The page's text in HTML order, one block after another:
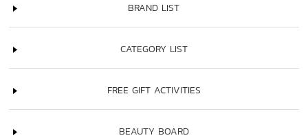
BRAND LIST
CATEGORY LIST
FREE GIFT ACTIVITIES
BEAUTY BOARD